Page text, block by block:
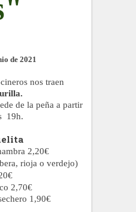
de 2021
nos traen
de la peña a partir
19h.
2,20€
rioja o verdejo)
2,70€
1,90€